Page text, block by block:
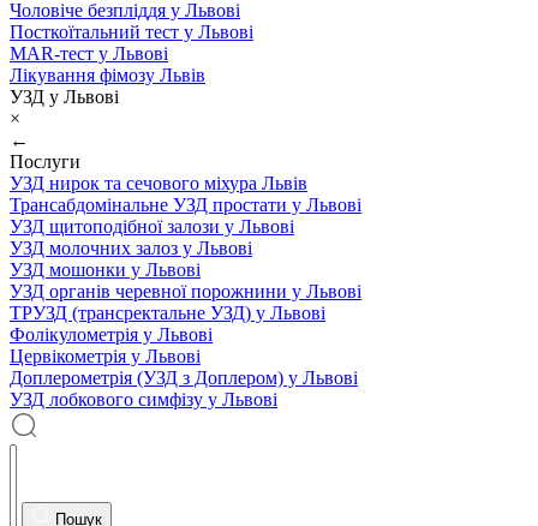
Чоловіче безпліддя у Львові
Посткоїтальний тест у Львові
MAR-тест у Львові
Лікування фімозу Львів
УЗД у Львові
×
←
Послуги
УЗД нирок та сечового міхура Львів
Трансабдомінальне УЗД простати у Львові
УЗД щитоподібної залози у Львові
УЗД молочних залоз у Львові
УЗД мошонки у Львові
УЗД органів черевної порожнини у Львові
ТРУЗД (трансректальне УЗД) у Львові
Фолікулометрія у Львові
Цервікометрія у Львові
Доплерометрія (УЗД з Доплером) у Львові
УЗД лобкового симфізу у Львові
Пошук